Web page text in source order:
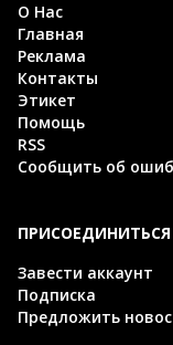
О Нас
Главная
Реклама
Контакты
Этикет
Помощь
RSS
Сообщить об
ПРИСОЕДИНИТЬСЯ
Завести аккаунт
Подписка
Предложить